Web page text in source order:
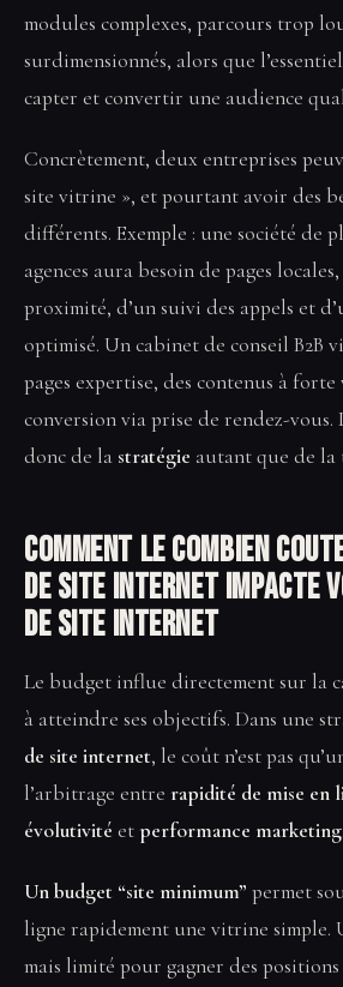
modules complexes, parcours trop
surdimensionnés, alors que
capter et convertir une audience
Concrètement, deux entreprises
site vitrine », et pourtant avoir des
différents. Exemple : une société de
agences aura besoin de pages
proximité, d’un suivi des appels et
optimisé. Un cabinet de conseil B2B
pages expertise, des contenus à
conversion via prise de rendez-vous.
donc de la stratégie autant que de la
Comment le Combien
de site internet impacte
de site internet
Le budget influe directement sur la
à atteindre ses objectifs. Dans une
de site internet, le coût n’est pas
l’arbitrage entre rapidité de mise en
évolutivité etperformance marketing
Un budget “site minimum” permet
ligne rapidement une vitrine simple.
mais limité pour gagner des